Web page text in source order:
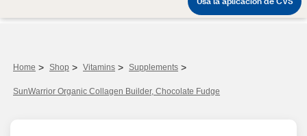
Home > Shop > Vitamins > Supplements >
SunWarrior Organic Collagen Builder, Chocolate Fudge